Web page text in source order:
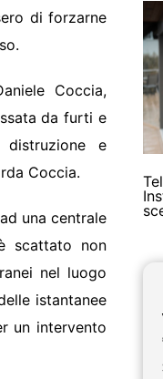
di forzarne
Coccia,
da furti e
distruzione e
Coccia.
una centrale
scattato non
nel luogo
istantanee
un intervento